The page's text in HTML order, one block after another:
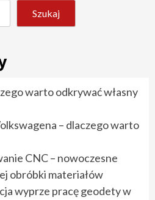
Szukaj
warto odkrywać własny
– dlaczego warto
CNC – nowoczesne
obróbki materiałów
wyprze pracę geodety w